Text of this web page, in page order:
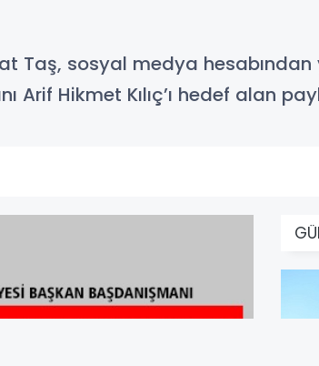
Taş, sosyal medya
Arif Hikmet Kılıç’ı hedef alan